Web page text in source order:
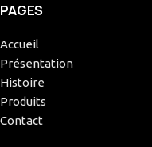
PAGES
Accueil
Présentation
Histoire
Produits
Contact